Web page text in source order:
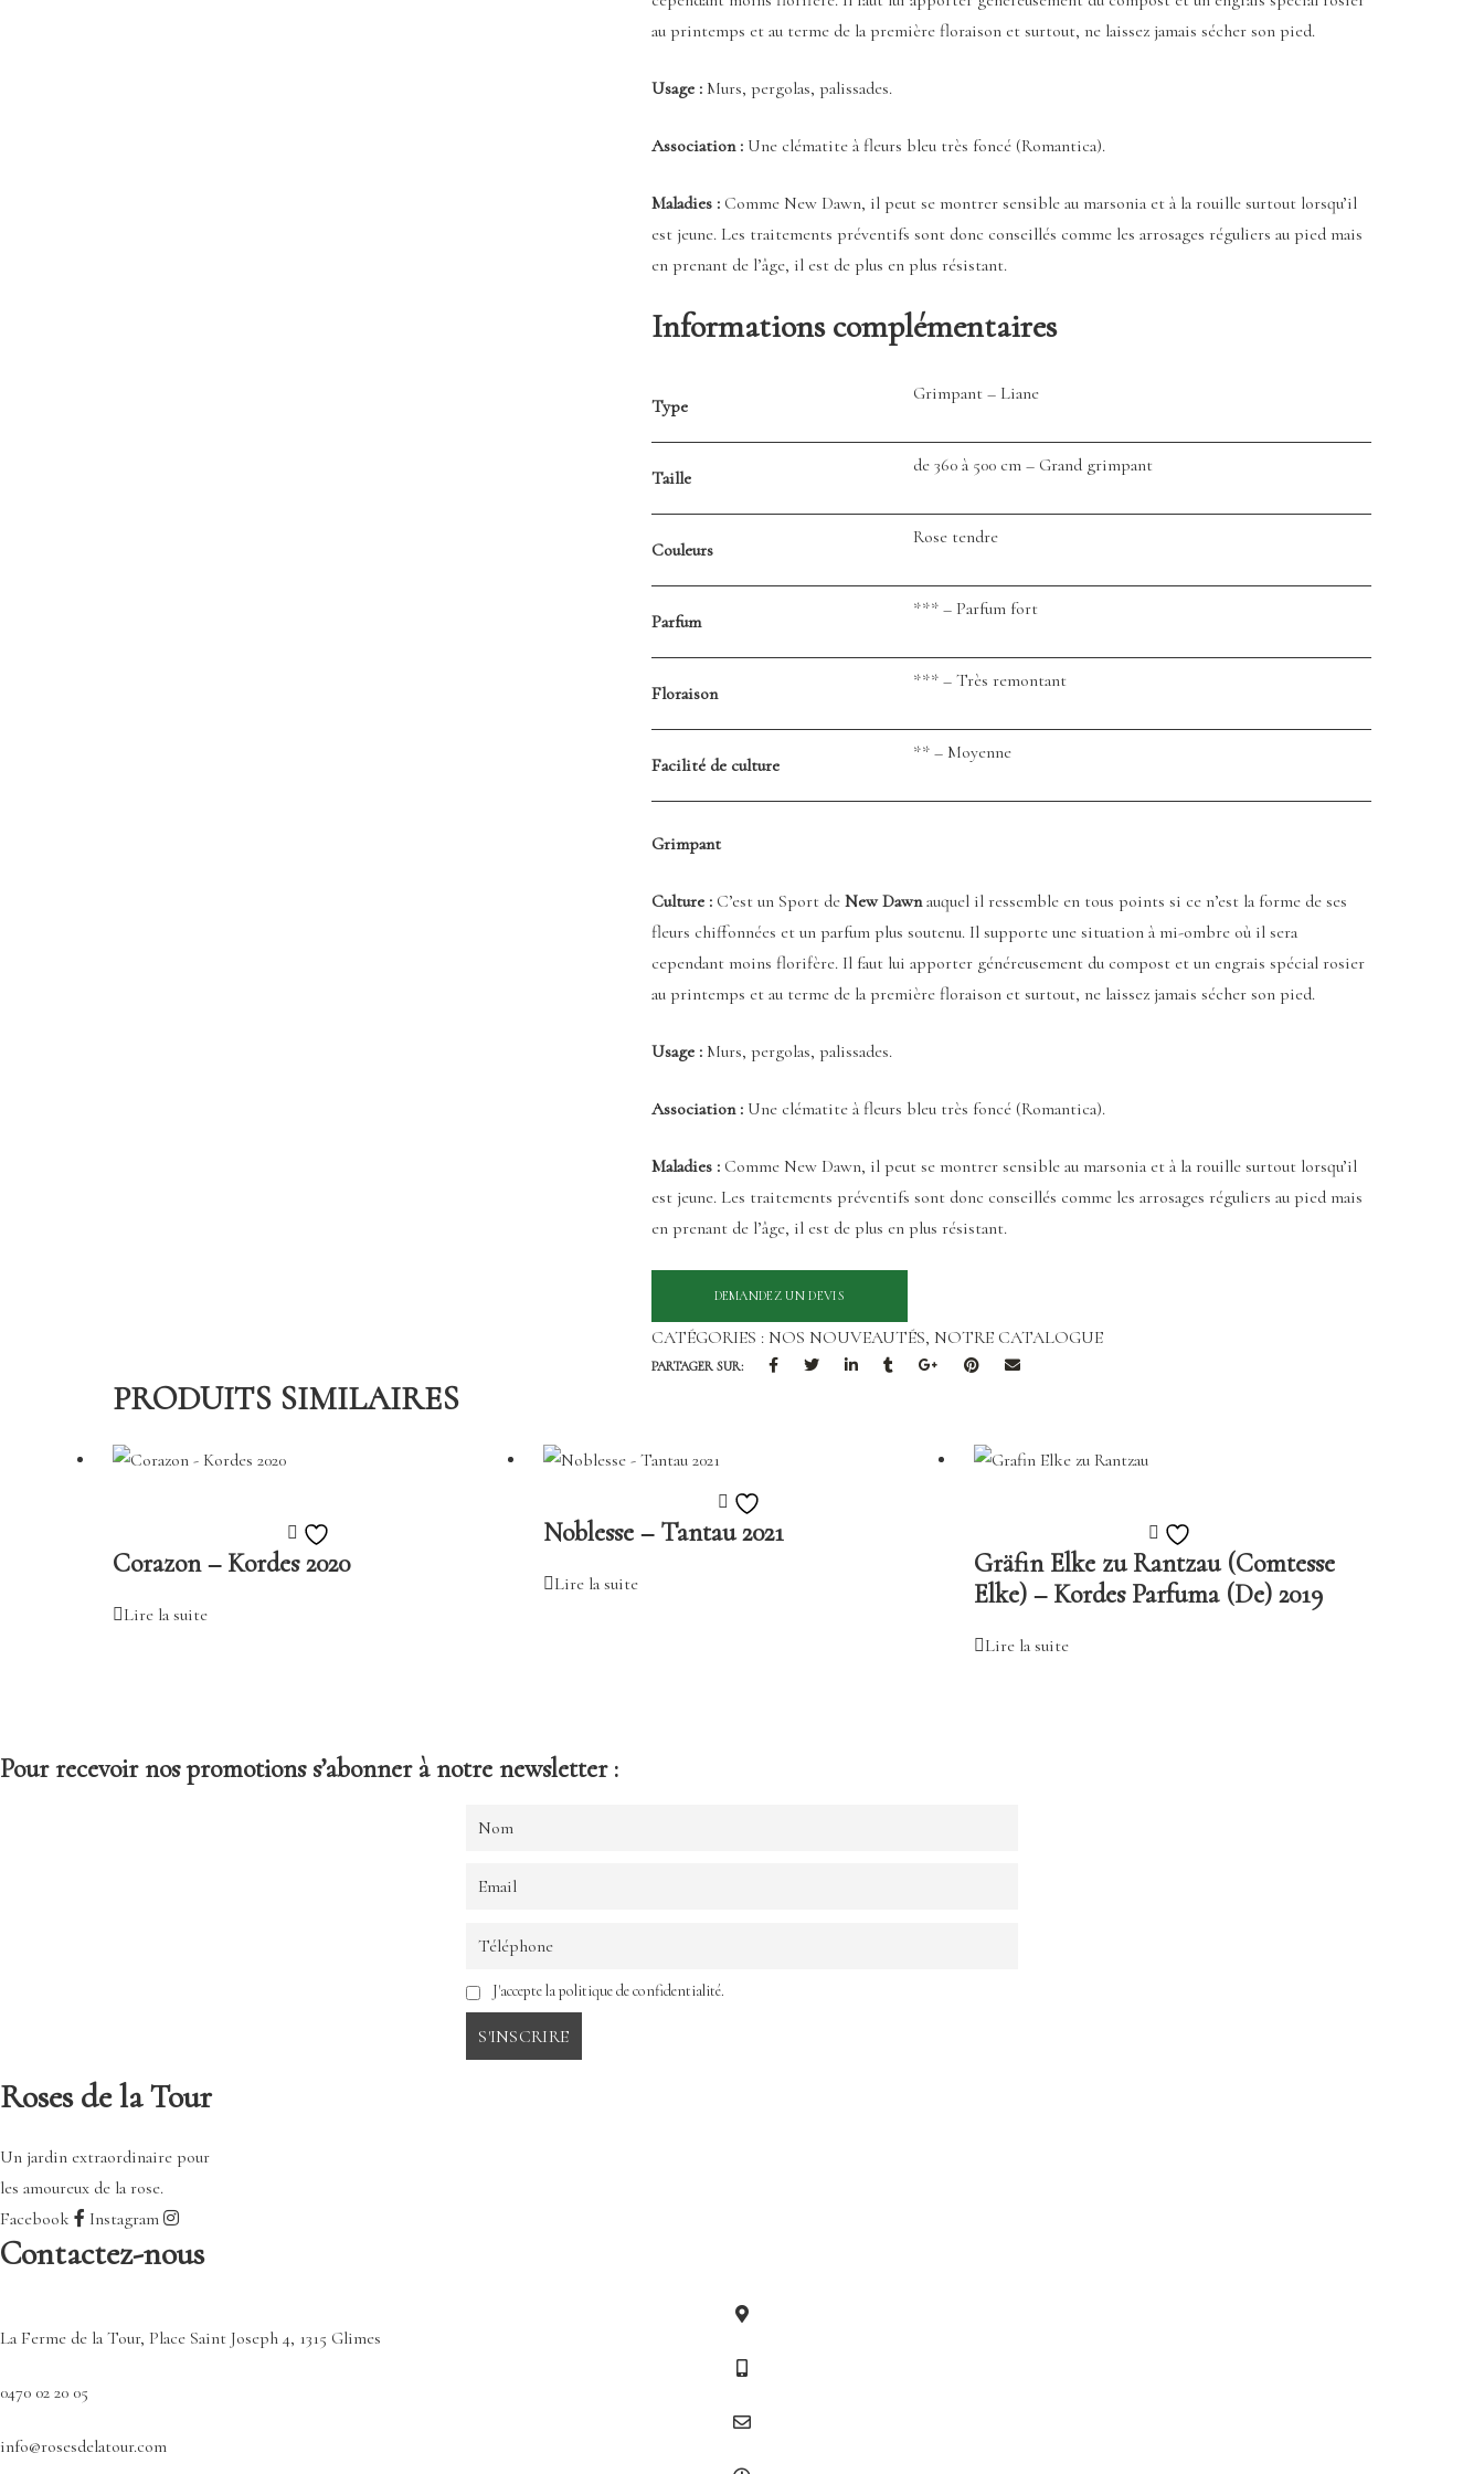
au printemps et au terme de la première floraison et surtout, ne laissez jamais sécher son pied.
Usage :Murs, pergolas, palissades.
Association : Une clématite à fleurs bleu très foncé (Romantica).
Maladies :Comme New Dawn, il peut se montrer sensible au marsonia et à la rouille surtout lorsqu’il
est jeune. Les traitements préventifs sont donc conseillés comme les arrosages réguliers au pied mais
en prenant de l’âge, il est de plus en plus résistant.
Informations complémentaires
Type
Grimpant – Liane
Taille
de 360 à 500 cm – Grand grimpant
Couleurs
Rose tendre
Parfum
*** – Parfum fort
Floraison
*** – Très remontant
Facilité de culture
** – Moyenne
Grimpant
Culture :C’est un Sport de New Dawnauquel il ressemble en tous points si ce n’est la forme de ses
fleurs chiffonnées et un parfum plus soutenu. Il supporte une situation à mi-ombre où il sera
cependant moins florifère. Il faut lui apporter généreusement du compost et un engrais spécial rosier
au printemps et au terme de la première floraison et surtout, ne laissez jamais sécher son pied.
Usage :Murs, pergolas, palissades.
Association : Une clématite à fleurs bleu très foncé (Romantica).
Maladies :Comme New Dawn, il peut se montrer sensible au marsonia et à la rouille surtout lorsqu’il
est jeune. Les traitements préventifs sont donc conseillés comme les arrosages réguliers au pied mais
en prenant de l’âge, il est de plus en plus résistant.
CATÉGORIES : NOS NOUVEAUTÉS, NOTRE CATALOGUE
PARTAGER SUR:
PRODUITS SIMILAIRES
à
Corazon – Kordes 2020
Lire la suite
à
Noblesse – Tantau 2021
Lire la suite
à
la
Gräfin Elke zu Rantzau (Comtesse
Elke) – Kordes Parfuma (De) 2019
Lire la suite
Pour recevoir nos promotions s’abonner à notre newsletter :
J'accepte la politique de confidentialité.
Roses de la Tour
Un jardin extraordinaire pour
les amoureux de la rose.
Facebook
Instagram
Contactez-nous
La Ferme de la Tour, Place Saint Joseph 4, 1315 Glimes
0470 02 20 05
info@rosesdelatour.com